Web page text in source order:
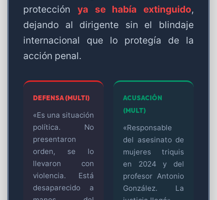
protección ya se había extinguido,
dejando al dirigente sin el blindaje
internacional que lo protegía de la
acción penal.
DEFENSA (MULTI)
«Es una situación
política. No
presentaron
orden, se lo
llevaron con
violencia. Está
desaparecido a
ACUSACIÓN
(MULT)
«Responsable
del asesinato de
mujeres triquis
en 2024 y del
profesor Antonio
González. La